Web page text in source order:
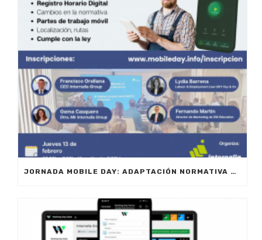
JORNADA MOBILE DAY: ADAPTACIÓN NORMATIVA 2025 – OPTIMIZA LA GESTIÓN DE EQUIPOS EN MOVILIDAD